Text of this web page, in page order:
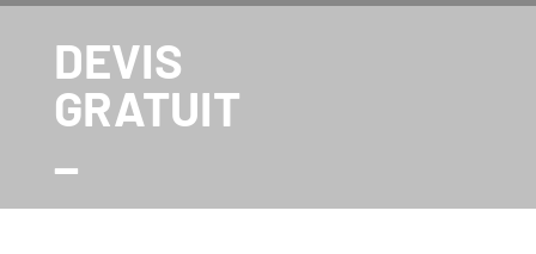
DEVIS
GRATUIT
_